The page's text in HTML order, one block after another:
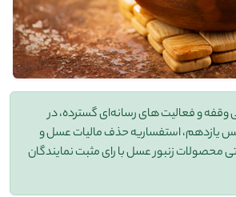
و فعالیت ‌های رسانه‌ای گسترده، در
یازدهم، استفساریه حذف مالیات عسل و
محصولات زنبور عسل با رای مثبت نمایندگان